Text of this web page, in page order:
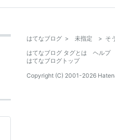
はてなブログ > 未指定 > そ
はてなブログ タグとは
ヘルプ
はてなブログトップ
Copyright (C) 2001-2026